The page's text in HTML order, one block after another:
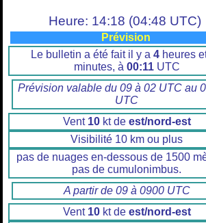
Heure: 14:18 (04:48 UTC)
Prévision
Le bulletin a été fait il y a 4 heures
minutes, à 00:11UTC
Prévision valable du 09 à 02 UTC au
UTC
Vent 10kt de est/nord-est
Visibilité 10 km ou plus
pas de nuages en-dessous de 1500
pas de cumulonimbus.
A partir de 09 à 0900 UTC
Vent 10kt de est/nord-est